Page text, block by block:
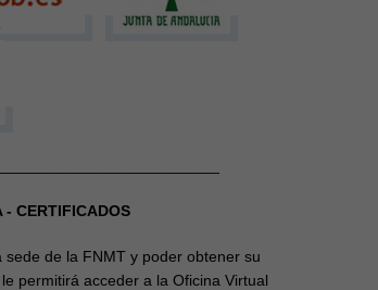
- CERTIFICADOS
de la FNMT y poder obtener su
permitirá acceder a la Oficina Virtual